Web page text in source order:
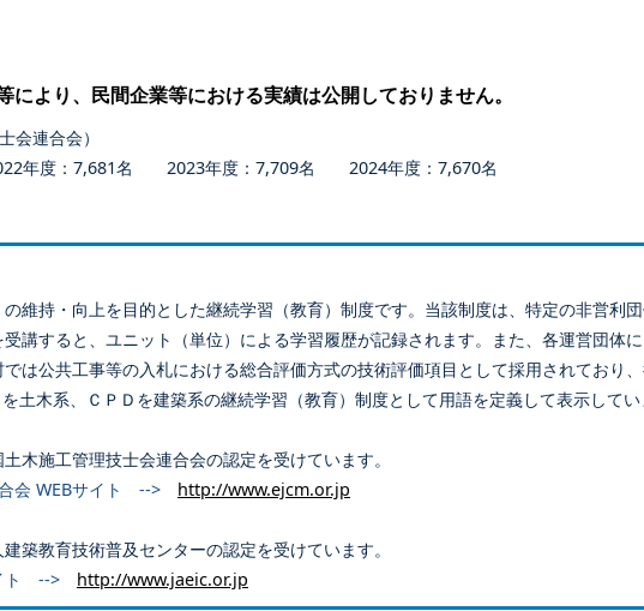
により、民間企業等における実績は公開しておりません。
会連合会）
度：7,681名 2023年度：7,709名 2024年度：7,670名
維持・向上を目的とした継続学習（教育）制度です。当該制度は、特定の非営利
講すると、ユニット（単位）による学習履歴が記録されます。また、各運営団体
は公共工事等の入札における総合評価方式の技術評価項目として採用されており
木系、ＣＰＤを建築系の継続学習（教育）制度として用語を定義して表示してい
木施工管理技士会連合会の認定を受けています。
合会 WEBサイト --> http://www.ejcm.or.jp
築教育技術普及センターの認定を受けています。
ト --> http://www.jaeic.or.jp